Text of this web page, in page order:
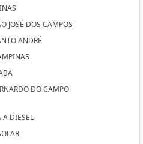
JOSÉ DOS CAMPOS
ANDRÉ
DO CAMPO
SOROCABA
SÃO BERNARDO DO
A DIESEL